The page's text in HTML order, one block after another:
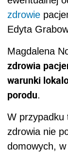
zdrowie
Edyta
Magdalena
zdrowia
warunki
porodu.
W przypadku
zdrowia nie
domowych, w